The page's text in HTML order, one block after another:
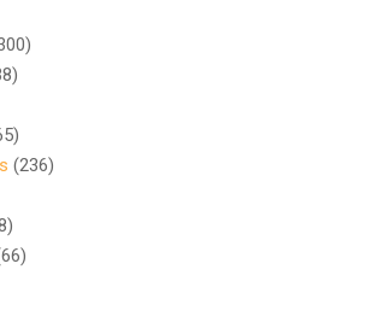
(236)